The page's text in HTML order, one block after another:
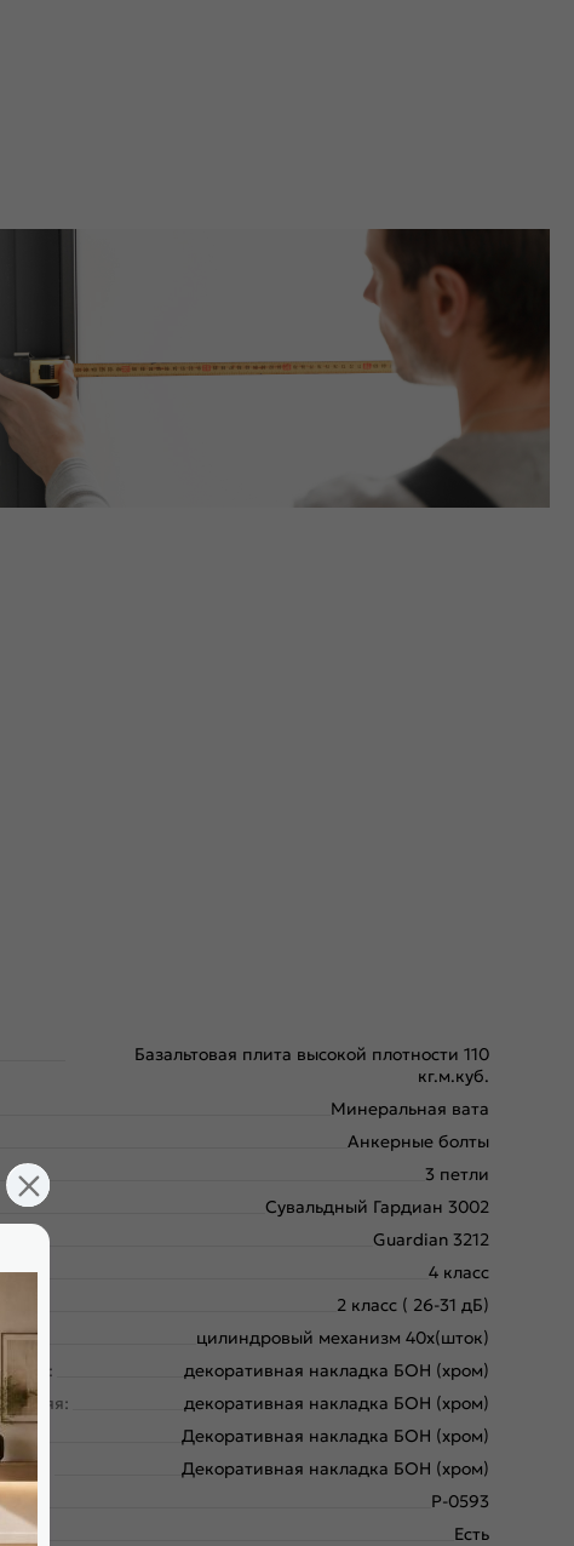
Базальтовая плита высокой плотности 110
кг.м.куб.
Минеральная вата
Анкерные болты
3 петли
Сувальдный Гардиан 3002
Guardian 3212
4 класс
2 класс ( 26-31 дБ)
цилиндровый механизм 40х(шток)
декоративная накладка БОН (хром)
декоративная накладка БОН (хром)
Декоративная накладка БОН (хром)
Декоративная накладка БОН (хром)
Р-0593
Есть